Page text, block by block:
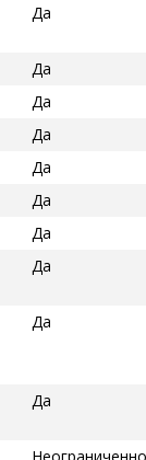
Да
Да
Да
Да
Да
Да
Да
Да
Да
Да